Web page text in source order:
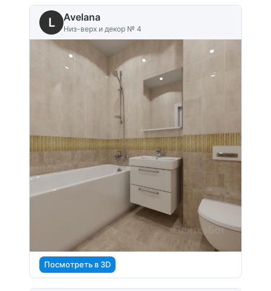
L Avelana
Низ-верх и декор № 4
Посмотреть в 3D